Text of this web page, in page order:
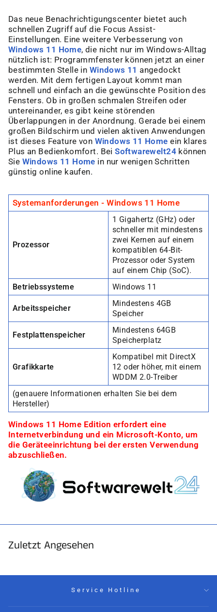
“
Das neue Benachrichtigungscenter bietet auch
schnellen Zugriff auf die Focus Assist-
Einstellungen. Eine weitere Verbesserung von
Windows 11 Home, die nicht nur im Windows-Alltag
nützlich ist: Programmfenster können jetzt an einer
bestimmten Stelle in Windows 11 angedockt
werden. Mit dem fertigen Layout kommt man
schnell und einfach an die gewünschte Position des
Fensters. Ob in großen schmalen Streifen oder
untereinander, es gibt keine störenden
Überlappungen in der Anordnung. Gerade bei einem
großen Bildschirm und vielen aktiven Anwendungen
ist dieses Feature von Windows 11 Home ein klares
Plus an Bedienkomfort. BeiSoftwarewelt24können
Sie Windows 11 Home in nur wenigen Schritten
günstig online kaufen.
Systemanforderungen - Windows 11 Home
Prozessor
1 Gigahertz (GHz) oder
schneller mit mindestens
zwei Kernen auf einem
kompatiblen 64-Bit-
Prozessor oder System
auf einem Chip (SoC).
Betriebssysteme
Windows 11
Arbeitsspeicher
Mindestens 4GB
Speicher
Festplattenspeicher
Mindestens 64GB
Speicherplatz
Grafikkarte
Kompatibel mit DirectX
12 oder höher, mit einem
WDDM 2.0-Treiber
(genauere Informationen erhalten Sie bei dem
Hersteller)
Windows 11 Home Edition erfordert eine
Internetverbindung und ein Microsoft-Konto, um
die Geräteeinrichtung bei der ersten Verwendung
abzuschließen.
Zuletzt Angesehen
Service Hotline